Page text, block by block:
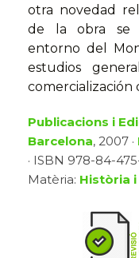
otra novedad
de la obra se
entorno del
estudios
comercialización
Publicacions i
Barcelona, 2007 ·
· ISBN 978-84-
Matèria: Història